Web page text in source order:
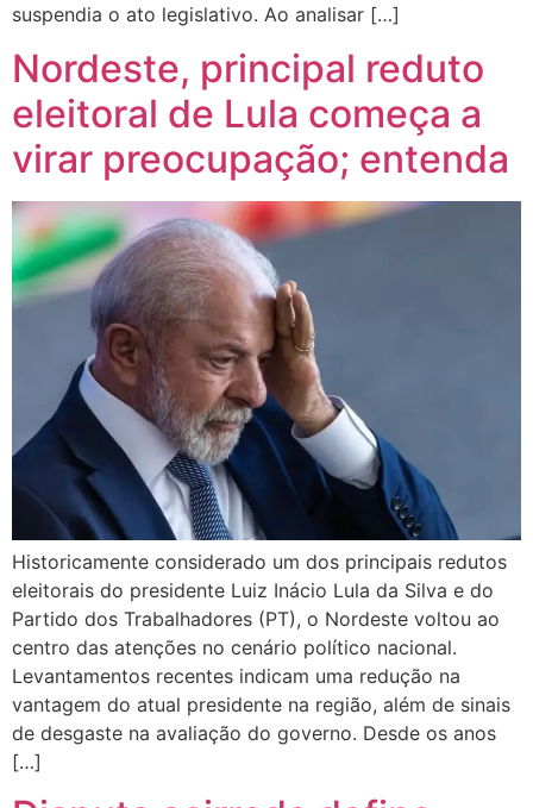
suspendia o ato legislativo. Ao analisar […]
Nordeste, principal reduto
eleitoral de Lula começa a
virar preocupação; entenda
Historicamente considerado um dos principais redutos
eleitorais do presidente Luiz Inácio Lula da Silva e do
Partido dos Trabalhadores (PT), o Nordeste voltou ao
centro das atenções no cenário político nacional.
Levantamentos recentes indicam uma redução na
vantagem do atual presidente na região, além de sinais
de desgaste na avaliação do governo. Desde os anos
[…]